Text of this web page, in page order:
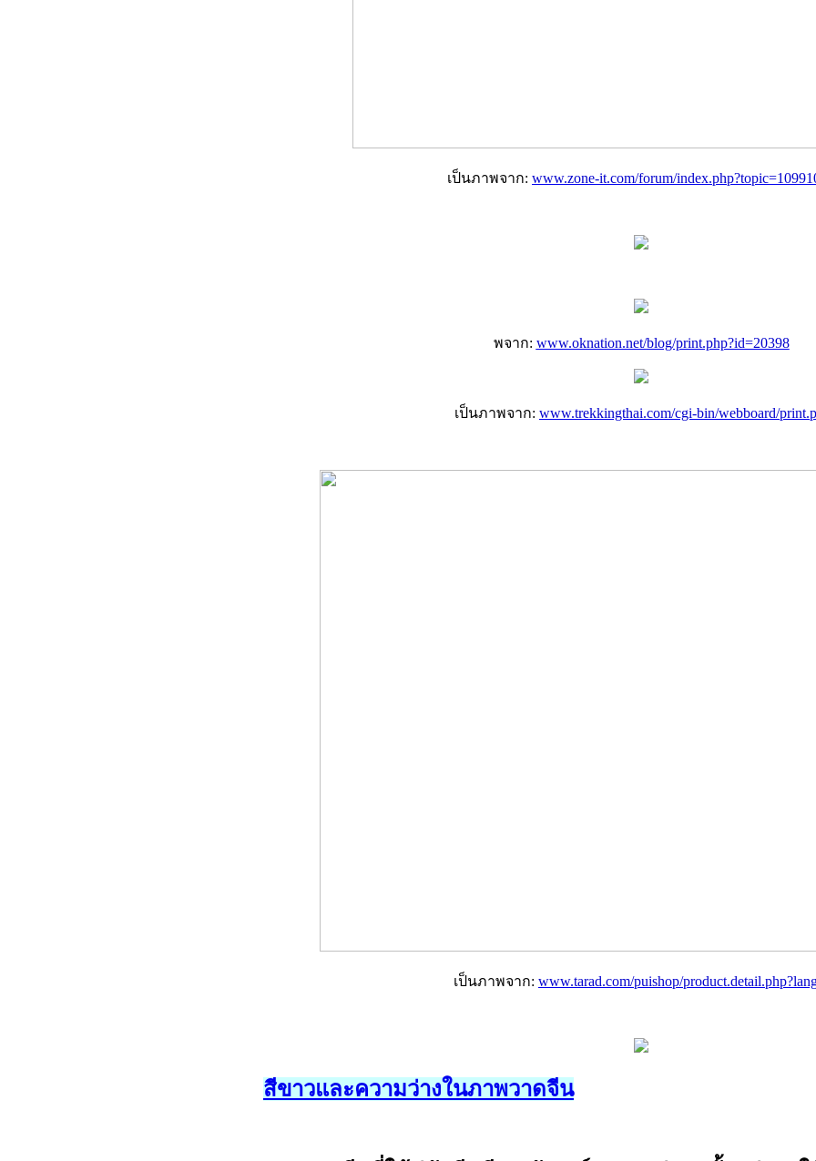
เป็นภาพจาก: www.zone-it.com/forum/
พจาก: www.oknation.net/blog/print.php?id=20398
เป็นภาพจาก: www.trekkingthai.com/cgi-bin/webboard/
เป็นภาพจาก: www.tarad.com/puishop/
สีขาวและความว่างในภาพวาดจีน